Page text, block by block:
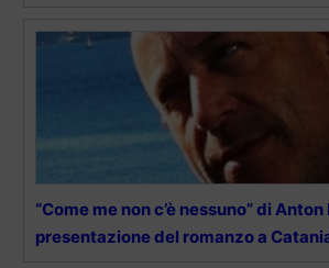
“Come me non c’è nessuno” di
presentazione del romanzo a